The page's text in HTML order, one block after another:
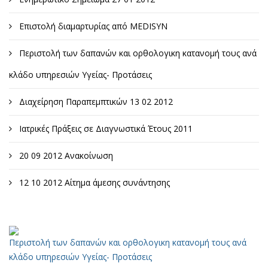
Επιστολή διαμαρτυρίας από MEDISYN
Περιστολή των δαπανών και ορθολογικη κατανομή τους ανά
κλάδο υπηρεσιών Υγείας- Προτάσεις
Διαχείρηση Παραπεμπτικών 13 02 2012
Ιατρικές Πράξεις σε Διαγνωστικά Έτους 2011
20 09 2012 Ανακοίνωση
12 10 2012 Αίτημα άμεσης συνάντησης
Περιστολή των δαπανών και ορθολογικη κατανομή τους ανά
κλάδο υπηρεσιών Υγείας- Προτάσεις